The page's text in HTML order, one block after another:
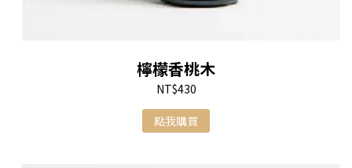
檸檬香桃木
NT$430
點我購買